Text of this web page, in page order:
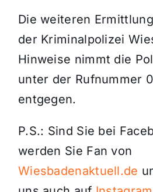
Die weiteren
der Kriminalpolizei
Hinweise nimmt die
unter der Rufnummer
entgegen.
P.S.: Sind Sie bei
werden Sie Fan von
Wiesbadenaktuell.de